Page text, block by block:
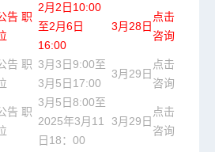
告 职
2月2日10:00
至2月6日
16:00
3月28日
点击
咨询
告 职 3月3日9:00至
3月5日17:00
3月29日
点击
咨询
告 职
3月5日8:00至
2025年3月11
日18：00
3月29日
点击
咨询